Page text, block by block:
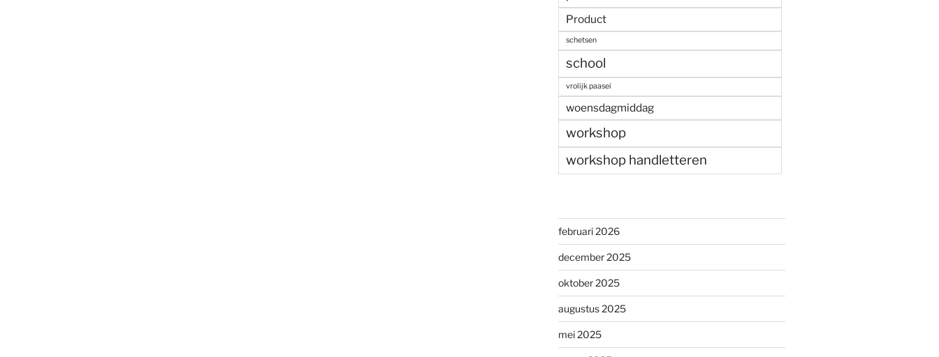
Product
schetsen
school
vrolijk paasei
woensdagmiddag
workshop
workshop handletteren
februari 2026
december 2025
oktober 2025
augustus 2025
mei 2025